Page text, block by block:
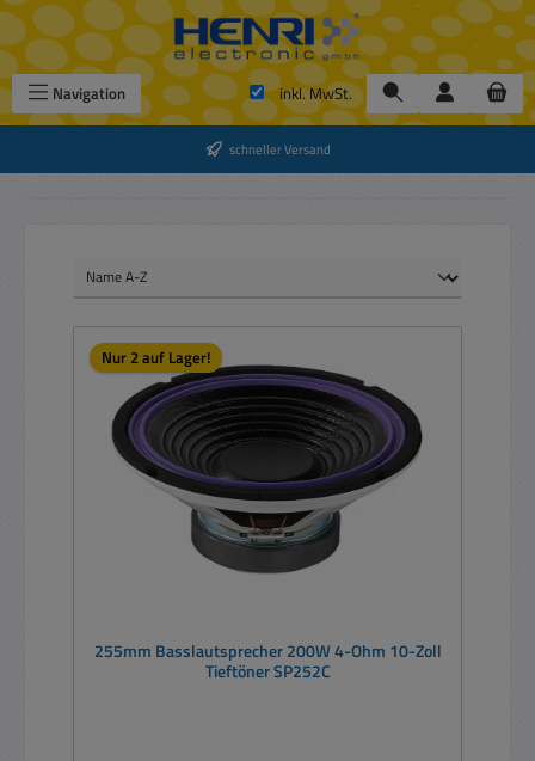
Zum Hauptinhalt springen
Navigation inkl. MwSt.
schneller Versand
Nur 2 auf Lager!
255mm Basslautsprecher 200W 4-Ohm 10-Zoll
Tieftöner SP252C